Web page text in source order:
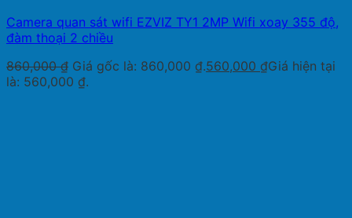
Camera quan sát wifi EZVIZ TY1 2MP Wifi xoay 355 độ,
đàm thoại 2 chiều
860,000₫ Giá gốc là: 860,000 ₫.560,000 ₫Giá hiện tại
là: 560,000 ₫.